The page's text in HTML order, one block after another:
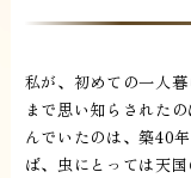
私が、初めての一人
まで思い知らされた
んでいたのは、築40
ば、虫にとっては天